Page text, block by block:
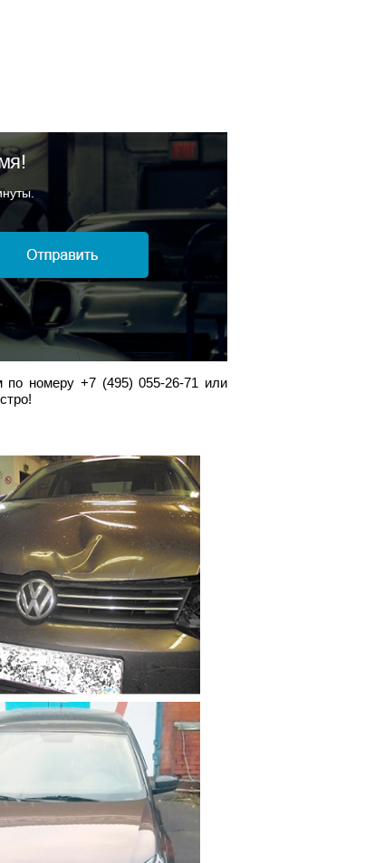
по номеру +7 (495) 055-26-71 или